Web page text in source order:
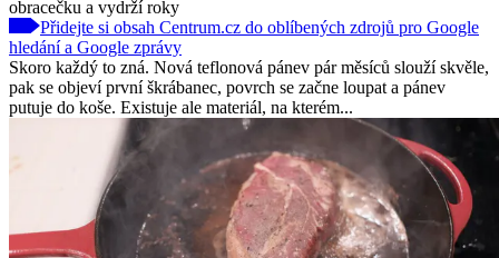
obracečku a vydrží roky
Přidejte si obsah Centrum.cz do oblíbených zdrojů pro Google
hledání a Google zprávy
Skoro každý to zná. Nová teflonová pánev pár měsíců slouží skvěle,
pak se objeví první škrábanec, povrch se začne loupat a pánev
putuje do koše. Existuje ale materiál, na kterém...